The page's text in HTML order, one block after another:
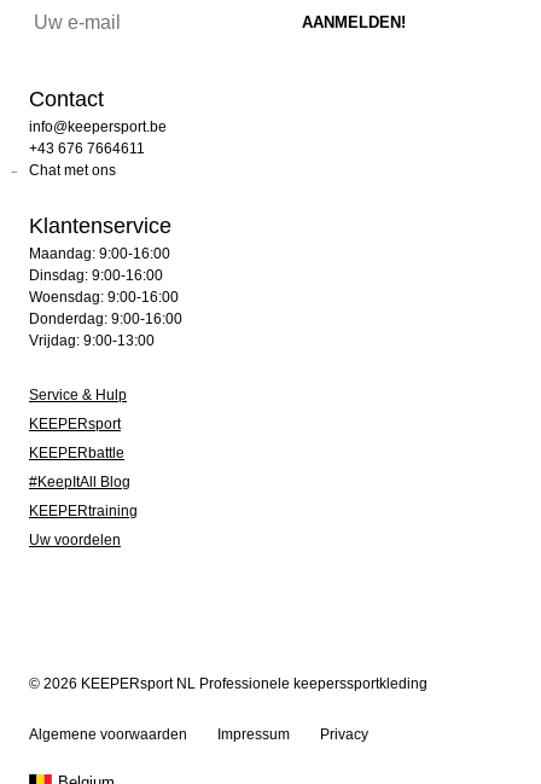
Contact
info@keepersport.be
+43 676 7664611
Chat met ons
Klantenservice
Maandag: 9:00-16:00
Dinsdag: 9:00-16:00
Woensdag: 9:00-16:00
Donderdag: 9:00-16:00
Vrijdag: 9:00-13:00
Service & Hulp
KEEPERsport
KEEPERbattle
#KeepItAll Blog
KEEPERtraining
Uw voordelen
© 2026 KEEPERsport NL Professionele keeperssportkleding
Algemene voorwaarden Impressum Privacy